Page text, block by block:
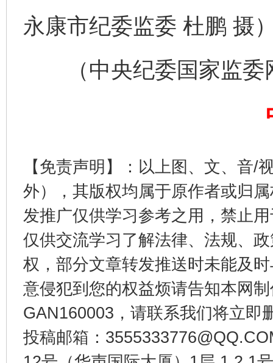
永康市纪委监委 杜鹏 摄
（中央纪委国家监委
【免责声明】：以上图、文、音/
外），其版权均属于原作者或归
发推广仅供学习参考之用，禁止
仅供交流学习了解法律、法规、
权，部分文章转发推送时未能及
意侵犯到您的权益烦请告知本网
GAN160003，请联系我们将立即
投稿邮箱：
千年窑火 生生不息 一